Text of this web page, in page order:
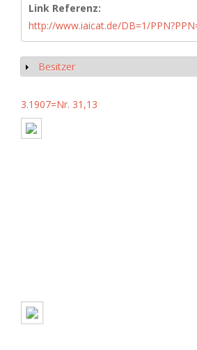
Link Referenz:
http://www.iaicat.de/DB=1/
Show
Besitzer
3.1907=Nr. 31,13